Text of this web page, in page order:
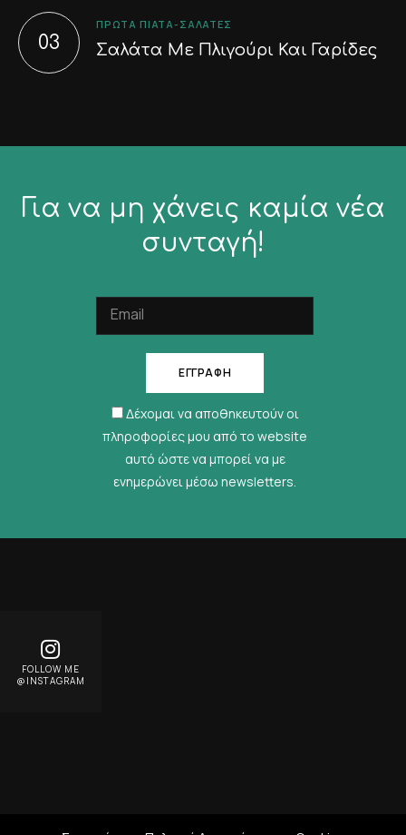
ΠΡΏΤΑ ΠΙΆΤΑ-ΣΑΛΆΤΕΣ
Σαλάτα Με Πλιγούρι Και Γαρίδες
Για να μη χάνεις καμία νέα
συνταγή!
Δέχομαι να αποθηκευτούν οι
πληροφορίες μου από το website
αυτό ώστε να μπορεί να με
ενημερώνει μέσω newsletters.
FOLLOW ME
@INSTAGRAM